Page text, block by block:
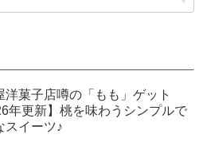
洋菓子店噂の「もも」ゲット
年更新】桃を味わうシンプルで
スイーツ♪